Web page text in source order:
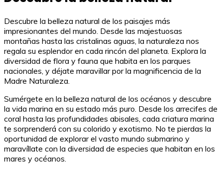
Descubre la belleza natural de los paisajes más
impresionantes del mundo. Desde las majestuosas
montañas hasta las cristalinas aguas, la naturaleza nos
regala su esplendor en cada rincón del planeta. Explora la
diversidad de flora y fauna que habita en los parques
nacionales, y déjate maravillar por la magnificencia de la
Madre Naturaleza.
Sumérgete en la belleza natural de los océanos y descubre
la vida marina en su estado más puro. Desde los arrecifes de
coral hasta las profundidades abisales, cada criatura marina
te sorprenderá con su colorido y exotismo. No te pierdas la
oportunidad de explorar el vasto mundo submarino y
maravíllate con la diversidad de especies que habitan en los
mares y océanos.